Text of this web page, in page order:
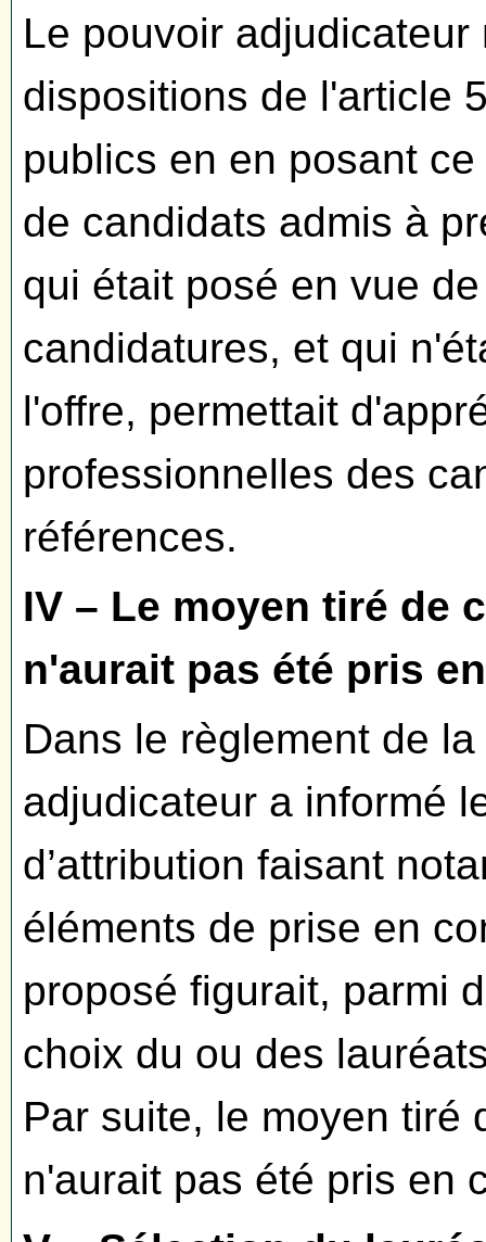
Le pouvoir adjudicateur
dispositions de l'article
publics en en posant
de candidats admis à
qui était posé en vue
candidatures, et qui
l'offre, permettait
professionnelles des
références.
IV – Le moyen tiré de
n'aurait pas été pris
Dans le règlement de
adjudicateur a informé
d’attribution faisant
éléments de prise en
proposé figurait, parmi
choix du ou des
Par suite, le moyen tiré
n'aurait pas été pris en